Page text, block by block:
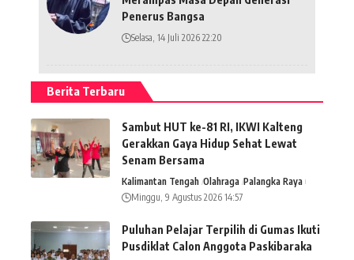
Penerus Bangsa
Selasa, 14 Juli 2026 22:20
Berita Terbaru
Sambut HUT ke-81 RI, IKWI Kalteng
Gerakkan Gaya Hidup Sehat Lewat
Senam Bersama
Kalimantan Tengah Olahraga Palangka Raya
Minggu, 9 Agustus 2026 14:57
Puluhan Pelajar Terpilih di Gumas Ikuti
Pusdiklat Calon Anggota Paskibaraka